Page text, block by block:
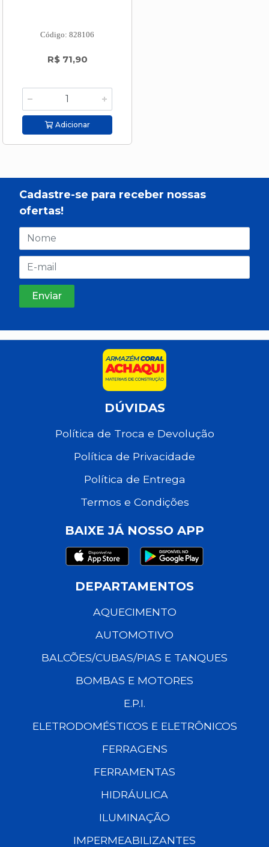
Código: 828106
R$ 71,90
Adicionar
Cadastre-se para receber nossas
ofertas!
DÚVIDAS
Política de Troca e Devolução
Política de Privacidade
Política de Entrega
Termos e Condições
BAIXE JÁ NOSSO APP
DEPARTAMENTOS
AQUECIMENTO
AUTOMOTIVO
BALCÕES/CUBAS/PIAS E TANQUES
BOMBAS E MOTORES
E.P.I.
ELETRODOMÉSTICOS E ELETRÔNICOS
FERRAGENS
FERRAMENTAS
HIDRÁULICA
ILUMINAÇÃO
IMPERMEABILIZANTES